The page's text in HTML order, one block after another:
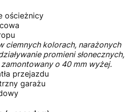
ościeżnicy
ciemnych kolorach, narażonych
promieni słonecznych,
o 40 mm wyżej.
przejazdu
garażu